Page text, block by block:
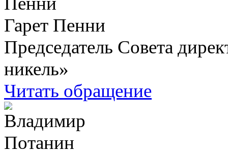
Гарет Пенни
Председатель Совета
никель»
Читать обращение